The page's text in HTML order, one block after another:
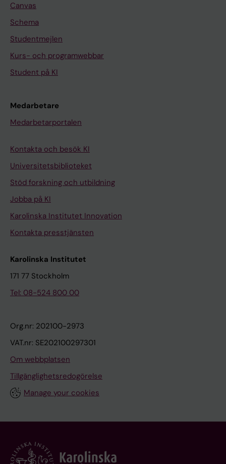
Canvas
Schema
Studentmejlen
Kurs- och programwebbar
Student på KI
Medarbetare
Medarbetarportalen
Kontakta och besök KI
Universitetsbiblioteket
Stöd forskning och utbildning
Jobba på KI
Karolinska Institutet Innovation
Kontakta presstjänsten
Karolinska Institutet
171 77 Stockholm
Tel: 08-524 800 00
Org.nr: 202100-2973
VAT.nr: SE202100297301
Om webbplatsen
Tillgänglighetsredogörelse
Manage your cookies